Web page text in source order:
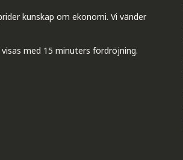
kunskap om ekonomi. Vi vänder
med 15 minuters fördröjning.